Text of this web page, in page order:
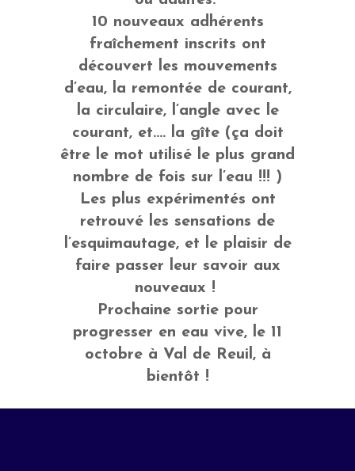
10 nouveaux adhérents
fraîchement inscrits ont
découvert les mouvements
d’eau, la remontée de courant,
la circulaire, l’angle avec le
courant, et…. la gîte (ça doit
être le mot utilisé le plus grand
nombre de fois sur l’eau !!! )
Les plus expérimentés ont
retrouvé les sensations de
l’esquimautage, et le plaisir de
faire passer leur savoir aux
nouveaux !
Prochaine sortie pour
progresser en eau vive, le 11
octobre à Val de Reuil, à
bientôt !